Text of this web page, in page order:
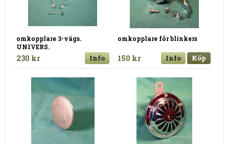
omkopplare 3-vägs.
UNIVERS.
230 kr Info
omkopplare för blinkers
150 kr Info Köp